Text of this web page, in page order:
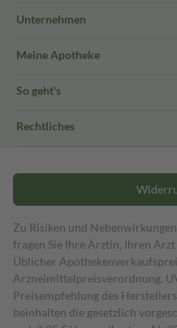
Unternehmen
Meine Apotheke
So geht's
Rechtliches
Zu Risiken und
fragen Sie Ihre Ärztin, Ihren
Üblicher
Arzneimittelpreisverordnung.
Preisempfehlung des
beinhalten die gesetzlich